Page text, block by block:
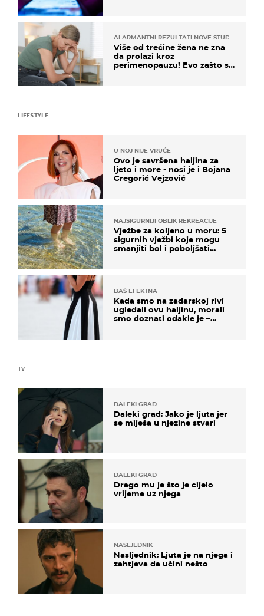
ALARMANTNI REZULTATI NOVE STUDIJE
Više od trećine žena ne zna
da prolazi kroz
perimenopauzu! Evo zašto su
TV
DALEKI GRAD
Daleki grad: Jako je ljuta jer
se miješa u njezine stvari
DALEKI GRAD
Drago mu je što je cijelo
vrijeme uz njega
NASLJEDNIK
Nasljednik: Ljuta je na njega i
zahtjeva da učini nešto
LIFESTYLE
U NOJ NIJE VRUĆE
Ovo je savršena haljina za
ljeto i more - nosi je i Bojana
Gregorić Vejzović
NAJSIGURNIJI OBLIK REKREACIJE
Vježbe za koljeno u moru: 5
sigurnih vježbi koje mogu
smanjiti bol i poboljšati
BAŠ EFEKTNA
Kada smo na zadarskoj rivi
ugledali ovu haljinu, morali
smo doznati odakle je –